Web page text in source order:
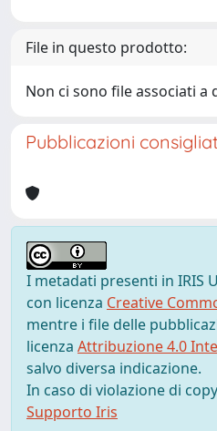
File in questo prodotto:
Non ci sono file associati
Pubblicazioni
I metadati presenti in IRIS
con licenza Creative
mentre i file delle
licenza Attribuzione 4.0
salvo diversa indicazione.
In caso di violazione di
Supporto Iris